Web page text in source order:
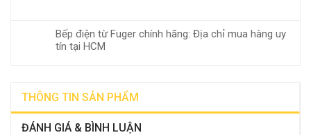
THÔNG TIN SẢN PHẨM
ĐÁNH GIÁ & BÌNH LUẬN
Bếp điện từ Fuger chính hãng: Địa chỉ mua hàng uy
tín tại HCM